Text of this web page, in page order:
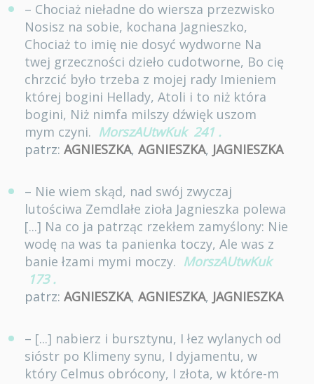
– Chociaż nieładne do wiersza przezwisko
Nosisz na sobie, kochana Jagnieszko,
Chociaż to imię nie dosyć wydworne Na
twej grzeczności dzieło cudotworne, Bo cię
chrzcić było trzeba z mojej rady Imieniem
której bogini Hellady, Atoli i to niż która
bogini, Niż nimfa milszy dźwięk uszom
mym czyni. MorszAUtwKuk 241 .
patrz: AGNIESZKA, AGNIESZKA, JAGNIESZKA
– Nie wiem skąd, nad swój zwyczaj
lutościwa Zemdlałe zioła Jagnieszka polewa
[...] Na co ja patrząc rzekłem zamyślony: Nie
wodę na was ta panienka toczy, Ale was z
banie łzami mymi moczy. MorszAUtwKuk
173 .
patrz: AGNIESZKA, AGNIESZKA, JAGNIESZKA
– [...] nabierz i bursztynu, I łez wylanych od
sióstr po Klimeny synu, I dyjamentu, w
który Celmus obrócony, I złota, w które-m